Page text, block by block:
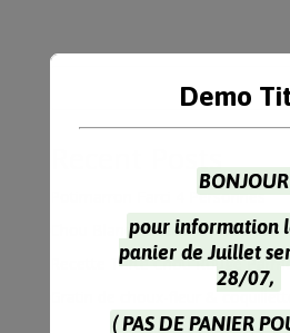
Recent Posts
Potimarron Farci 4 Personnes
Chou Blanc Recette à l’Indienne
Recette Tarte Chou Rouge
Gratin de choux-fleur &
Demo
pour information
panier de Juillet
28/07,
( PAS DE PANIER